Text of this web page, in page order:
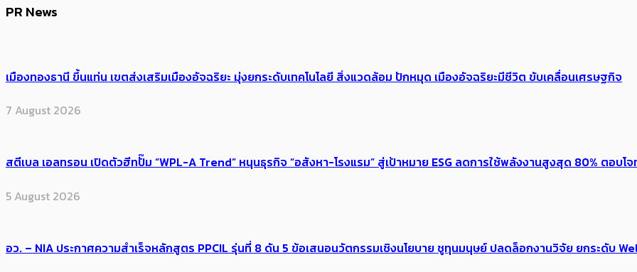
PR News
เมืองทองธานี ขึ้นแท่น เขตส่งเสริมเมืองอัจฉริยะ มุ่งยกระดับเทคโนโลยี สิ่งแวดล้อม ปักหมุด เมืองอัจฉริยะมีชีวิต ขับเคลื่อนเศรษฐกิจ
7 August 2026
สตีเบล เอลทรอน เปิดตัวฮีทปั๊ม “WPL-A Trend” หนุนธุรกิจ “อสังหา-โรงแรม” สู่เป้าหมาย ESG ลดการใช้พลังงานสูงสุด 80% ตอบโ
5 August 2026
อว. – NIA ประกาศความสำเร็จหลักสูตร PPCIL รุ่นที่ 8 ดัน 5 ข้อเสนอนวัตกรรมเชิงนโยบาย ชูทุนมนุษย์ ปลดล็อกงานวิจัย ยกระดับ